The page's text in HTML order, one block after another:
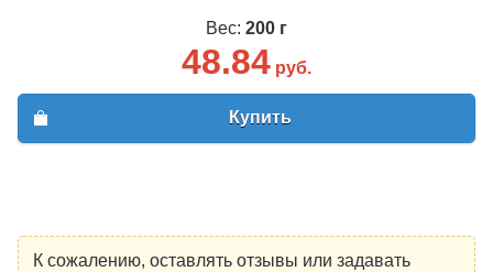
Вес: 200 г
48.84 руб.
Купить
К сожалению, оставлять отзывы или задавать